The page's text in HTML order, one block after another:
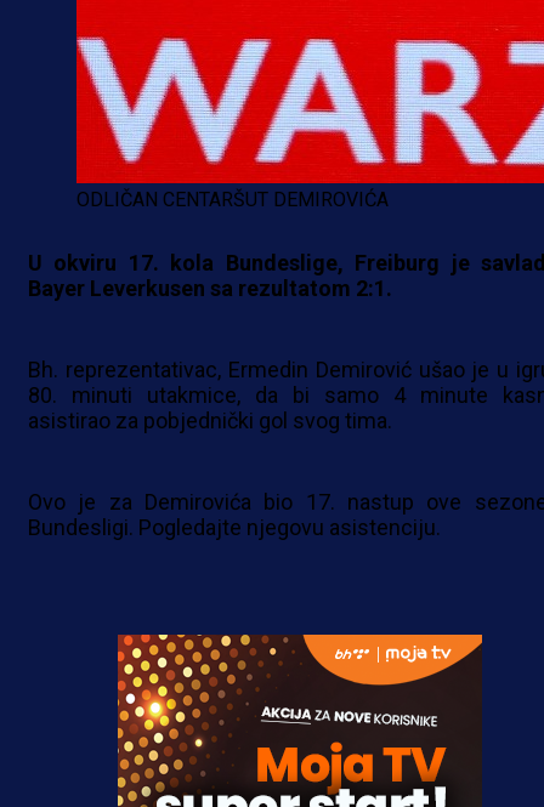
ODLIČAN CENTARŠUT DEMIROVIĆA
U okviru 17. kola Bundeslige, Freiburg je
Bayer Leverkusen sa rezultatom 2:1.
Bh. reprezentativac, Ermedin Demirović ušao je u
80. minuti utakmice, da bi samo 4 minute
asistirao za pobjednički gol svog tima.
Ovo je za Demirovića bio 17. nastup ove
Bundesligi. Pogledajte njegovu asistenciju.